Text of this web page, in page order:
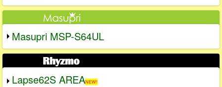
Masupri MSP-S64UL
Lapse62S AREANEW!